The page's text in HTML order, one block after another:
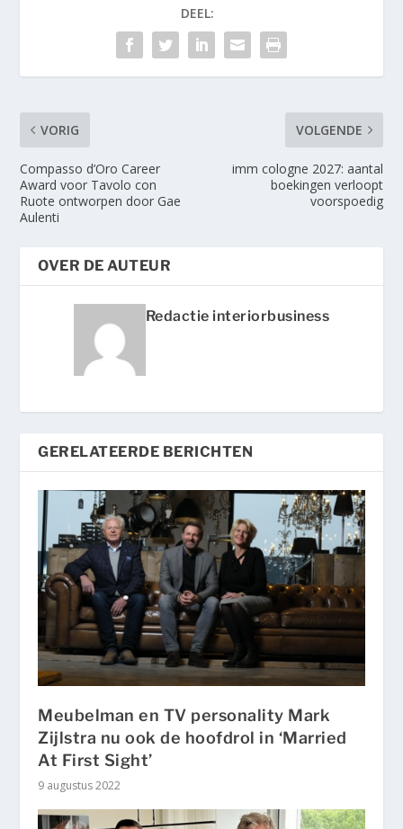
DEEL:
VORIG
Compasso d’Oro Career
Award voor Tavolo con
Ruote ontworpen door Gae
Aulenti
VOLGENDE
imm cologne 2027: aantal
boekingen verloopt
voorspoedig
OVER DE AUTEUR
Redactie interiorbusiness
GERELATEERDE BERICHTEN
Meubelman en TV personality Mark
Zijlstra nu ook de hoofdrol in ‘Married
At First Sight’
9 augustus 2022